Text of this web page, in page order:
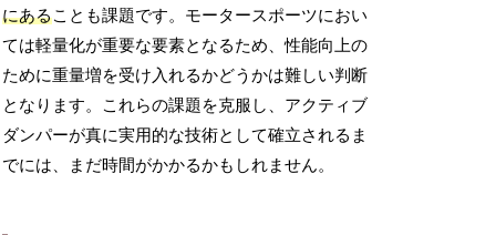
にあることも課題です。モータースポーツにおい
ては軽量化が重要な要素となるため、性能向上の
ために重量増を受け入れるかどうかは難しい判断
となります。これらの課題を克服し、アクティブ
ダンパーが真に実用的な技術として確立されるま
でには、まだ時間がかかるかもしれません。